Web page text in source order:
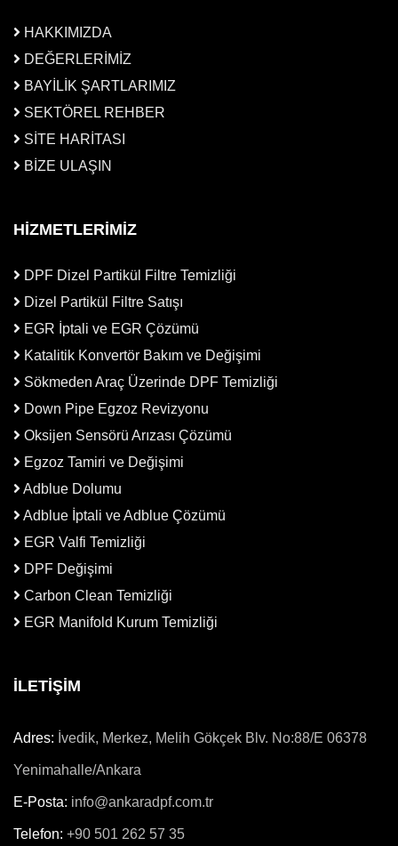
HAKKIMIZDA
DEĞERLERİMİZ
BAYİLİK ŞARTLARIMIZ
SEKTÖREL REHBER
SİTE HARİTASI
BİZE ULAŞIN
HİZMETLERİMİZ
DPF Dizel Partikül Filtre Temizliği
Dizel Partikül Filtre Satışı
EGR İptali ve EGR Çözümü
Katalitik Konvertör Bakım ve Değişimi
Sökmeden Araç Üzerinde DPF Temizliği
Down Pipe Egzoz Revizyonu
Oksijen Sensörü Arızası Çözümü
Egzoz Tamiri ve Değişimi
Adblue Dolumu
Adblue İptali ve Adblue Çözümü
EGR Valfi Temizliği
DPF Değişimi
Carbon Clean Temizliği
EGR Manifold Kurum Temizliği
İLETİŞİM
Adres: İvedik, Merkez, Melih Gökçek Blv. No:88/E 06378
Yenimahalle/Ankara
E-Posta: info@ankaradpf.com.tr
Telefon: +90 501 262 57 35